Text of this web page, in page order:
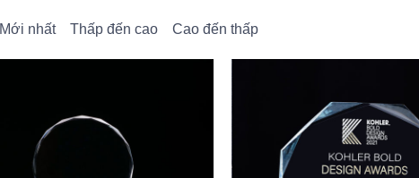
Mới nhất Thấp đến cao Cao đến thấp